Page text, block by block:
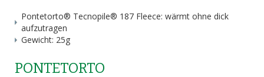
Pontetorto® Tecnopile® 187 Fleece: wärmt ohne dick
aufzutragen
Gewicht: 25g
PONTETORTO